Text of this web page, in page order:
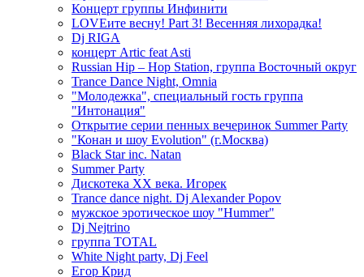
Концерт группы Инфинити
LOVEите весну! Part 3! Весенняя лихорадка!
Dj RIGA
концерт Artic feat Asti
Russian Hip – Hop Station, группа Восточный округ
Trance Dance Night, Omnia
"Молодежка", специальный гость группа
"Интонация"
Открытие серии пенных вечеринок Summer Party
"Конан и шоу Evolution" (г.Москва)
Black Star inc. Natan
Summer Party
Дискотека ХХ века. Игорек
Trance dance night. Dj Alexander Popov
мужское эротическое шоу "Hummer"
Dj Nejtrino
группа TOTAL
White Night party, Dj Feel
Егор Крид